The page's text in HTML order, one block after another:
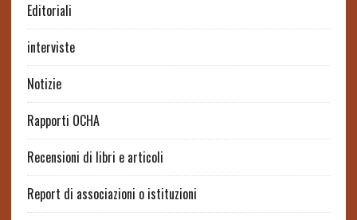
Editoriali
interviste
Notizie
Rapporti OCHA
Recensioni di libri e articoli
Report di associazioni o istituzioni